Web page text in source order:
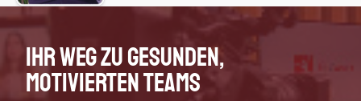
Ihr Weg zu gesunden,
motivierten Teams